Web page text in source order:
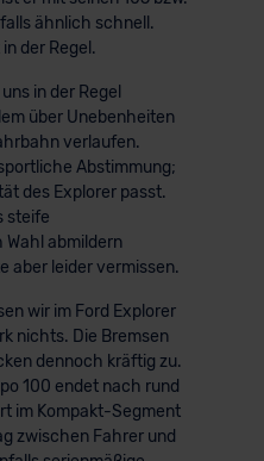
auf der
der EU-
von
(Art. 46 Abs. 2 lit. c
Ihre Einwilligung freiwillig
zu den bestehenden
über den Kontakt zu
unter
ähnlich schnell.
der Regel.
in der Regel
über Unebenheiten
verlaufen.
Abstimmung;
des Explorer passt.
steife
abmildern
aber leider vermissen.
wir im Ford Explorer
nichts. Die Bremsen
dennoch kräftig zu.
100 endet nach rund
im Kompakt-Segment
zwischen Fahrer und